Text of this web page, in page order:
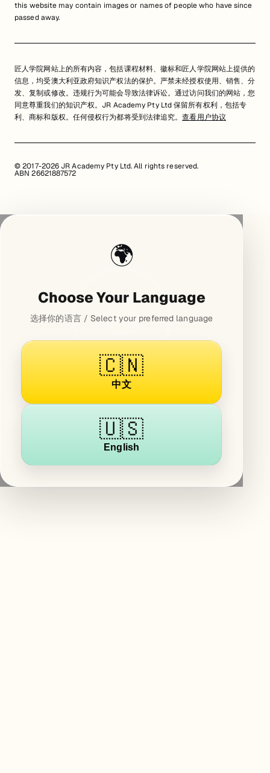
this website may contain images or names of people who have since
passed away.
匠人学院网站上的所有内容，包括课程材料、徽标和匠人学院网站上提供的
信息，均受澳大利亚政府知识产权法的保护。严禁未经授权使用、销售、分
发、复制或修改。违规行为可能会导致法律诉讼。通过访问我们的网站，您
同意尊重我们的知识产权。JR Academy Pty Ltd 保留所有权利，包括专
利、商标和版权。任何侵权行为都将受到法律追究。查看用户协议
© 2017-2026 JR Academy Pty Ltd. All rights reserved.
ABN 26621887572
🌍
Choose Your Language
选择你的语言 / Select your preferred language
🇨🇳
中文
🇺🇸
English